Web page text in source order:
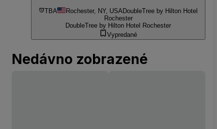
TBA Rochester, NY, USADoubleTree by Hilton Hotel
Rochester
DoubleTree by Hilton Hotel Rochester
Vypredané
Nedávno zobrazené